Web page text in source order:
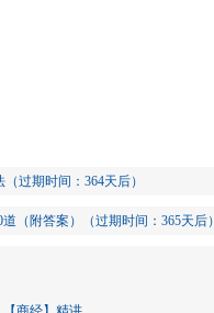
政法（过期时间：364天后）
（附答案）（过期时间：365天后）